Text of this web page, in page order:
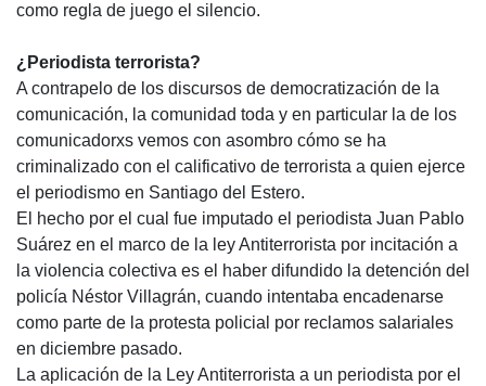
como regla de juego el silencio.
¿Periodista terrorista?
A contrapelo de los discursos de democratización de la
comunicación, la comunidad toda y en particular la de los
comunicadorxs vemos con asombro cómo se ha
criminalizado con el calificativo de terrorista a quien ejerce
el periodismo en Santiago del Estero.
El hecho por el cual fue imputado el periodista Juan Pablo
Suárez en el marco de la ley Antiterrorista por incitación a
la violencia colectiva es el haber difundido la detención del
policía Néstor Villagrán, cuando intentaba encadenarse
como parte de la protesta policial por reclamos salariales
en diciembre pasado.
La aplicación de la Ley Antiterrorista a un periodista por el